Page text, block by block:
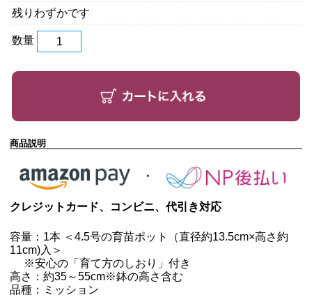
残りわずかです
数量
商品説明
クレジットカード、コンビニ、代引き対応
容量：1本 ＜4.5号の育苗ポット（直径約13.5cm×高さ約
11cm)入＞
※安心の「育て方のしおり」付き
高さ：約35～55cm※鉢の高さ含む
品種：ミッション